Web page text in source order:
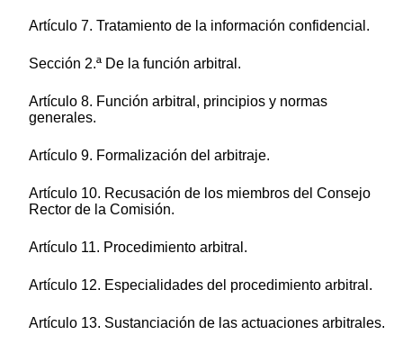
Artículo 7. Tratamiento de la información confidencial.
Sección 2.ª De la función arbitral.
Artículo 8. Función arbitral, principios y normas
generales.
Artículo 9. Formalización del arbitraje.
Artículo 10. Recusación de los miembros del Consejo
Rector de la Comisión.
Artículo 11. Procedimiento arbitral.
Artículo 12. Especialidades del procedimiento arbitral.
Artículo 13. Sustanciación de las actuaciones arbitrales.